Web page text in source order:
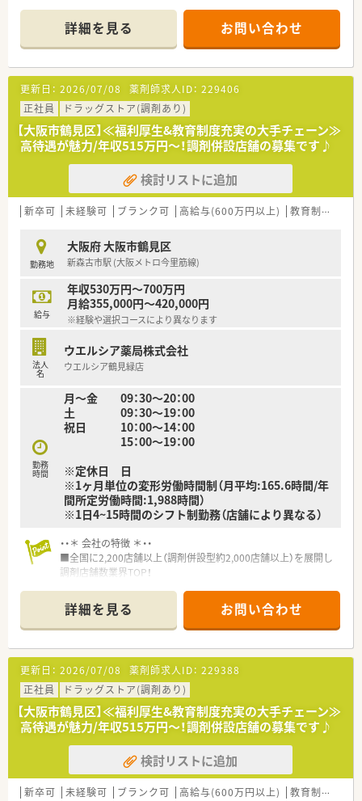
頑張り次第で高給与も可能！
■経験や勤務コースによりますが、経験の少ない方でも500万前
半スタートと業界TOP水準！
■職種や職域に合わせ、豊富な社内研修や外部組織と連携した研
修を用意されています
■薬剤師が中心の会社だからこそ活躍できるキャリアパスが多
種多様に用意されています。
■店舗拡大に伴い、エリアマネジャーや営業部長等のマネジメン
トのポジションも増えます。
■在宅や教育等の専門性を活かせるスペシャリストを目指すこ
とも可能です。
■その他にも、管理部門や商品部門等の本社スタッフなど活動領
域は多種多様です。
■在宅実施店舗は年々増加しており、在宅医療へもしっかりと関
■育児休暇は3歳まで取得が可能で、時短制度は小学5年生まで
時短勤務ができるよう変更予定です。
■年間休日が120日とワークライフバランスが整っています
■日用品から常備薬まで、従業員割引制度など嬉しいメリットも
たくさんあります！
詳細を見る お問い合わせ
更新日： 2026/07/08 薬剤師求人ID： 229406
正社員
ドラッグストア(調剤あり)
【大阪市鶴見区】≪福利厚生&教育制度充実の大手チェーン≫
高待遇が魅力/年収515万円～！調剤併設店舗の募集です♪
検討リストに追加
新卒可 未経験可 ブランク可 高給与(600万円以上) 教育制度あり
勤務地
大阪府 大阪市鶴見区
新森古市駅 (大阪メトロ今里筋線)
給与
年収530万円～700万円
月給355,000円～420,000円
※経験や選択コースにより異なります
法人
名
ウエルシア薬局株式会社
ウエルシア鶴見緑店
勤務
時間
月～金 09：30～20：00
土 09：30～19：00
祝日 10：00～14：00
15：00～19：00
※定休日 日
※1ヶ月単位の変形労働時間制（月平均:165.6時間/年
間所定労働時間:1,988時間）
※1日4~15時間のシフト制勤務（店舗により異なる）
・・＊ 会社の特徴 ＊・・
■全国に2,200店舗以上（調剤併設型約2,000店舗以上）を展開し
調剤店舗数業界TOP！
頑張り次第で高給与も可能！
■経験や勤務コースによりますが、経験の少ない方でも500万前
半スタートと業界TOP水準！
■職種や職域に合わせ、豊富な社内研修や外部組織と連携した研
修を用意されています
■薬剤師が中心の会社だからこそ活躍できるキャリアパスが多
種多様に用意されています。
■店舗拡大に伴い、エリアマネジャーや営業部長等のマネジメン
トのポジションも増えます。
■在宅や教育等の専門性を活かせるスペシャリストを目指すこ
とも可能です。
■その他にも、管理部門や商品部門等の本社スタッフなど活動領
域は多種多様です。
■在宅実施店舗は年々増加しており、在宅医療へもしっかりと関
詳細を見る お問い合わせ
更新日： 2026/07/08 薬剤師求人ID： 229388
正社員
ドラッグストア(調剤あり)
【大阪市鶴見区】≪福利厚生&教育制度充実の大手チェーン≫
高待遇が魅力/年収515万円～！調剤併設店舗の募集です♪
検討リストに追加
新卒可 未経験可 ブランク可 高給与(600万円以上) 教育制度あり